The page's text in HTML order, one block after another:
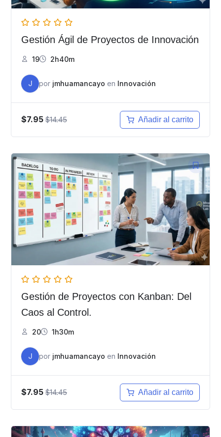
Gestión Ágil de Proyectos de Innovación
19 2h40m
J por jmhuamancayo en Innovación
$7.95 $14.45 Añadir al carrito
Gestión de Proyectos con Kanban: Del
Caos al Control.
20 1h30m
J por jmhuamancayo en Innovación
$7.95 $14.45 Añadir al carrito